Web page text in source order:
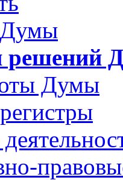
решений
Думы